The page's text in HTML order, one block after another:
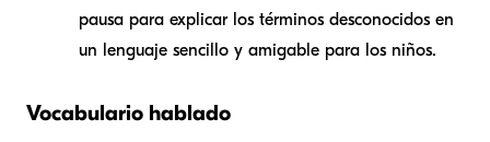
pausa para explicar los términos desconocidos en
un lenguaje sencillo y amigable para los niños.
Vocabulario hablado